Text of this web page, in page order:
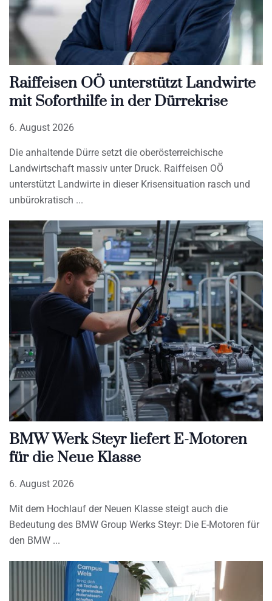
Raiffeisen OÖ unterstützt Landwirte
mit Soforthilfe in der Dürrekrise
6. August 2026
Die anhaltende Dürre setzt die oberösterreichische
Landwirtschaft massiv unter Druck. Raiffeisen OÖ
unterstützt Landwirte in dieser Krisensituation rasch und
unbürokratisch
BMW Werk Steyr liefert E-Motoren
für die Neue Klasse
6. August 2026
Mit dem Hochlauf der Neuen Klasse steigt auch die
Bedeutung des BMW Group Werks Steyr: Die E-Motoren für
den BMW